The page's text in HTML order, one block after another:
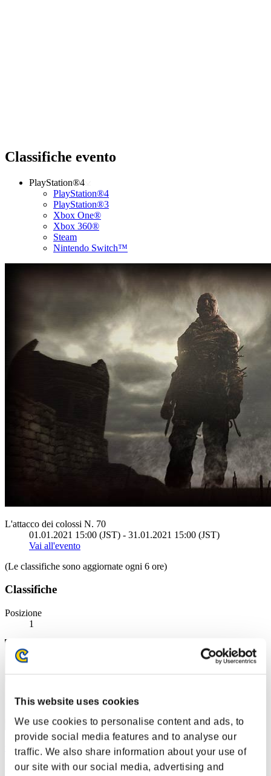
This website uses cookies
We use cookies to personalise content and ads, to
provide social media features and to analyse our
traffic. We also share information about your use of
our site with our social media, advertising and
Classifiche evento
PlayStation®4
PlayStation®4
PlayStation®3
Xbox One®
Xbox 360®
Steam
Nintendo Switch™
L'attacco dei colossi N. 70
01.01.2021 15:00 (JST) - 31.01.2021 15:00 (JST)
Vai all'evento
(Le classifiche sono aggiornate ogni 6 ore)
Classifiche
Posizione
1
wapaga5028
Punteggio:155898904